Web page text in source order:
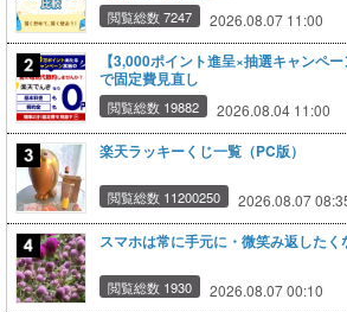
閲覧総数 7247 2026.08.07 11:00
【3,000ポイント進呈×抽選キャンペ
で固定費見直し
閲覧総数 19882 2026.08.04 11:00
楽天ラッキーくじ一覧（PC版）
閲覧総数 11200250 2026.08.07
スマホは常に手元に・微笑み返したく
閲覧総数 1930 2026.08.07 00:10